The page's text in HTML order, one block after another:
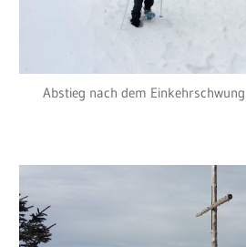
Abstieg nach dem